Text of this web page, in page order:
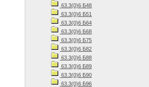
63.3(0)6 Б48
63.3(0)6 Б51
63.3(0)6 Б64
63.3(0)6 Б68
63.3(0)6 Б75
63.3(0)6 Б82
63.3(0)6 Б88
63.3(0)6 Б89
63.3(0)6 Б90
63.3(0)6 Б96